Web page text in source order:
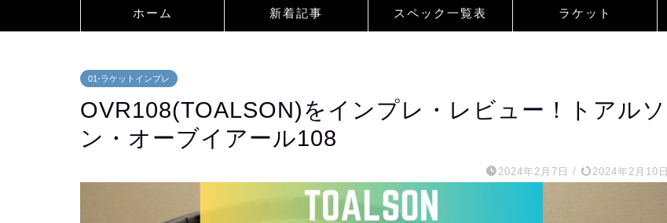
ホーム 新着記事 スペック一覧表 ラケット
01-ラケットインプレ
OVR108(TOALSON)をインプレ・レビュー！トアルソ
ン・オーブイアール108
2024年2月7日 / 2024年2月10日